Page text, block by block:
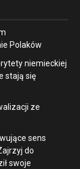
Polaków
niemieckiej
stają się
ze
sens
do
swoje